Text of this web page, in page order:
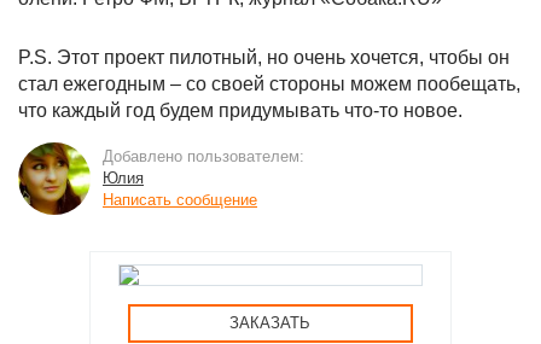
P.S. Этот проект пилотный, но очень хочется, чтобы он
стал ежегодным – со своей стороны можем пообещать,
что каждый год будем придумывать что-то новое.
Добавлено пользователем:
Юлия
Написать сообщение
ЗАКАЗАТЬ